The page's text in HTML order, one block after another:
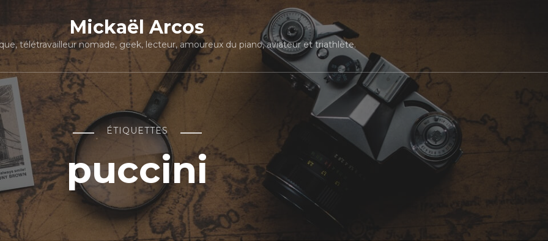
Mickaël Arcos
télétravailleur nomade, geek, lecteur, amoureux du piano, aviateur et triathlète.
ÉTIQUETTES
puccini